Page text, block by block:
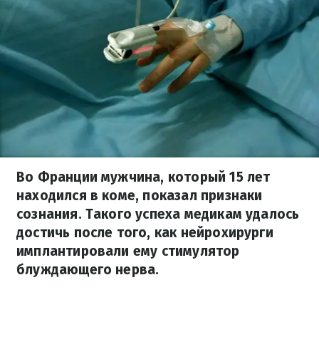
Во Франции мужчина, который 15 лет
находился в коме, показал признаки
сознания. Такого успеха медикам удалось
достичь после того, как нейрохирурги
имплантировали ему стимулятор
блуждающего нерва.